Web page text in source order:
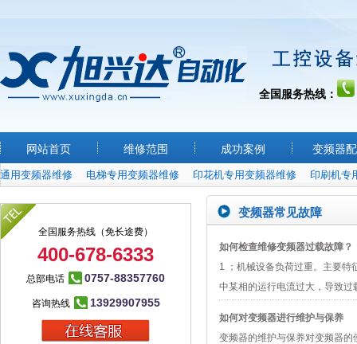
全国服务热线：
网站首页 维修范围 成功案例 变频器
通用变频器维修 电梯专用变频器维修 印花机专用变频器维修 印刷机专
全国服务热线（免长途费）
400-678-6333
总部电话 0757-88357760
咨询热线 13929907955
变频器常见故障
如何检查维修变频器过载故障？
1 ；机械设备负荷过重。主要特
中某相的运行电流过大，导致
如何对变频器进行维护与保养
变频器的维护与保养对变频器